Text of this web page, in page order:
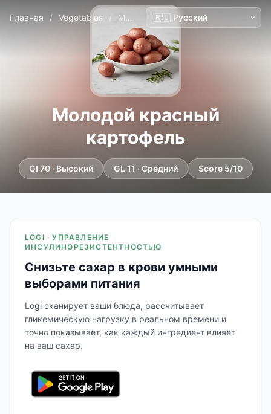
Главная / Vegetables / Молодой красный картофель
Молодой красный
картофель
GI 70 · Высокий GL 11 · Средний Score 5/10
LOGI · УПРАВЛЕНИЕ
ИНСУЛИНОРЕЗИСТЕНТНОСТЬЮ
Снизьте сахар в крови умными
выборами питания
Logi сканирует ваши блюда, рассчитывает
гликемическую нагрузку в реальном времени и
точно показывает, как каждый ингредиент влияет
на ваш сахар.